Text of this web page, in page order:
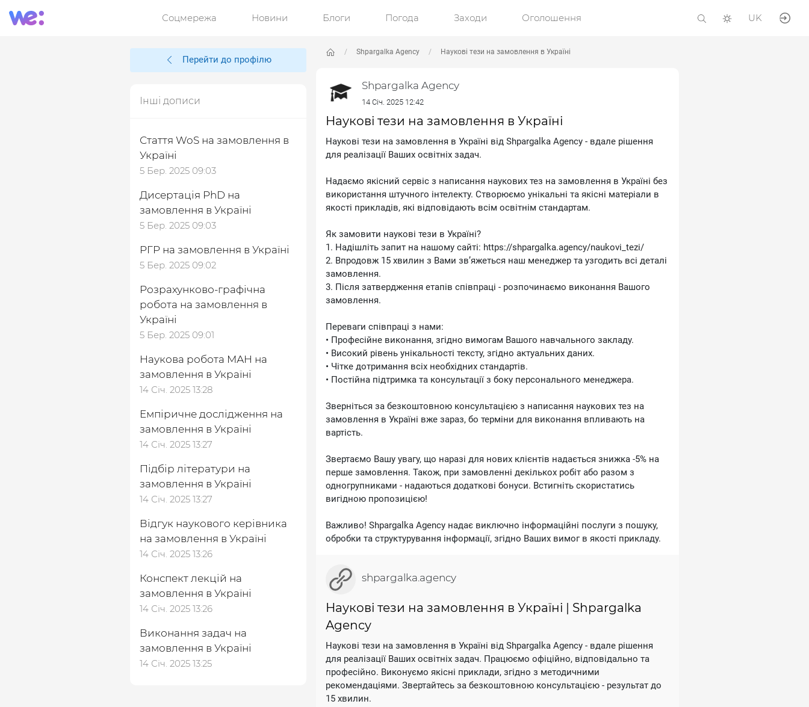
Соцмережа Новини Блоги Погода Заходи Оголошення UK
Перейти до профілю
Інші дописи
Стаття WoS на замовлення в
Україні
5 Бер. 2025 09:03
Дисертація PhD на
замовлення в Україні
5 Бер. 2025 09:03
РГР на замовлення в Україні
5 Бер. 2025 09:02
Розрахунково-графічна
робота на замовлення в
Україні
5 Бер. 2025 09:01
Наукова робота МАН на
замовлення в Україні
14 Січ. 2025 13:28
Емпіричне дослідження на
замовлення в Україні
14 Січ. 2025 13:27
Підбір літератури на
замовлення в Україні
14 Січ. 2025 13:27
Відгук наукового керівника
на замовлення в Україні
14 Січ. 2025 13:26
Конспект лекцій на
замовлення в Україні
14 Січ. 2025 13:26
Виконання задач на
замовлення в Україні
14 Січ. 2025 13:25
Shpargalka Agency Наукові тези на замовлення в Україні
Shpargalka Agency
14 Січ. 2025 12:42
Наукові тези на замовлення в Україні
Наукові тези на замовлення в Україні від Shpargalka Agency - вдале рішення
для реалізації Ваших освітніх задач.
Надаємо якісний сервіс з написання наукових тез на замовлення в Україні без
використання штучного інтелекту. Створюємо унікальні та якісні матеріали в
якості прикладів, які відповідають всім освітнім стандартам.
Як замовити наукові тези в Україні?
1. Надішліть запит на нашому сайті: https://shpargalka.agency/naukovi_tezi/
2. Впродовж 15 хвилин з Вами зв’яжеться наш менеджер та узгодить всі деталі
замовлення.
3. Після затвердження етапів співпраці - розпочинаємо виконання Вашого
замовлення.
Переваги співпраці з нами:
• Професійне виконання, згідно вимогам Вашого навчального закладу.
• Високий рівень унікальності тексту, згідно актуальних даних.
• Чітке дотримання всіх необхідних стандартів.
• Постійна підтримка та консультації з боку персонального менеджера.
Зверніться за безкоштовною консультацією з написання наукових тез на
замовлення в Україні вже зараз, бо терміни для виконання впливають на
вартість.
Звертаємо Вашу увагу, що наразі для нових клієнтів надається знижка -5% на
перше замовлення. Також, при замовленні декількох робіт або разом з
одногрупниками - надаються додаткові бонуси. Встигніть скористатись
вигідною пропозицією!
Важливо! Shpargalka Agency надає виключно інформаційні послуги з пошуку,
обробки та структурування інформації, згідно Ваших вимог в якості прикладу.
shpargalka.agency
Наукові тези на замовлення в Україні | Shpargalka
Agency
Наукові тези на замовлення в Україні від Shpargalka Agency - вдале рішення
для реалізації Ваших освітніх задач. Працюємо офіційно, відповідально та
професійно. Виконуємо якісні приклади, згідно з методичними
рекомендаціями. Звертайтесь за безкоштовною консультацією - результат до
15 хвилин.